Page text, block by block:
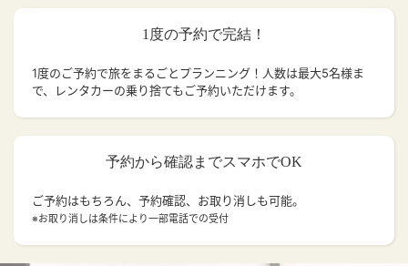
1度の予約で完結！
1度のご予約で旅をまるごとプランニング！人数は最大5名様ま
で、レンタカーの乗り捨てもご予約いただけます。
予約から確認までスマホでOK
ご予約はもちろん、予約確認、お取り消しも可能。
※お取り消しは条件により一部電話での受付